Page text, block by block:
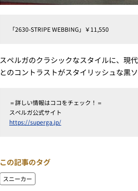
「2630-STRIPE WEBBING」￥11,550
スペルガのクラシックなスタイルに、現
とのコントラストがスタイリッシュな黒
＝詳しい情報はココをチェック！＝
スペルガ公式サイト
https://superga.jp/
この記事のタグ
スニーカー